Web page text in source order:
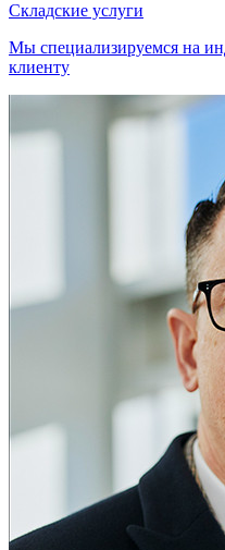
Складские услуги
Мы специализируемся на
клиенту